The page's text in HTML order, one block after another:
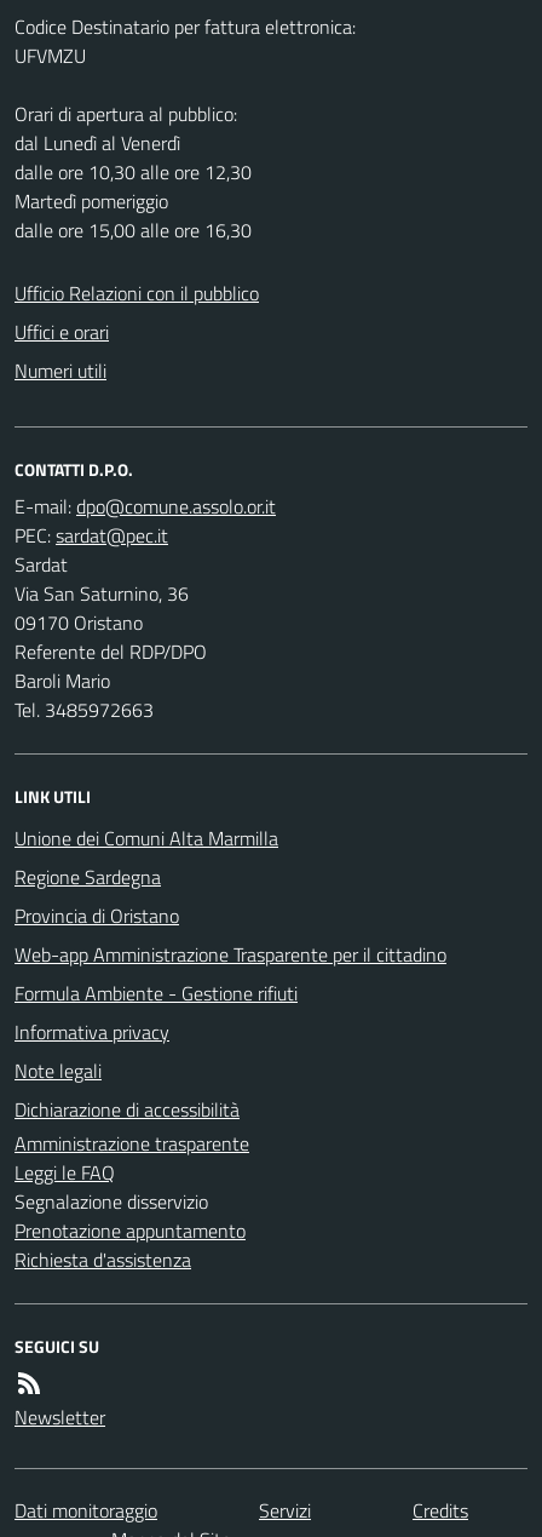
Codice Destinatario per fattura elettronica:
UFVMZU
Orari di apertura al pubblico:
dal Lunedì al Venerdì
dalle ore 10,30 alle ore 12,30
Martedì pomeriggio
dalle ore 15,00 alle ore 16,30
Ufficio Relazioni con il pubblico
Uffici e orari
Numeri utili
CONTATTI D.P.O.
E-mail:
PEC:
Sardat
Via San Saturnino, 36
09170 Oristano
Referente del RDP/DPO
Baroli Mario
Tel. 3485972663
LINK UTILI
Unione dei Comuni Alta Marmilla
Regione Sardegna
Provincia di Oristano
Web-app Amministrazione Trasparente per il cittadino
Formula Ambiente - Gestione rifiuti
Informativa privacy
Note legali
Dichiarazione di accessibilità
Amministrazione trasparente
Leggi le FAQ
Segnalazione disservizio
Prenotazione appuntamento
Richiesta d'assistenza
SEGUICI SU
Newsletter
Dati monitoraggio Servizi
Credits